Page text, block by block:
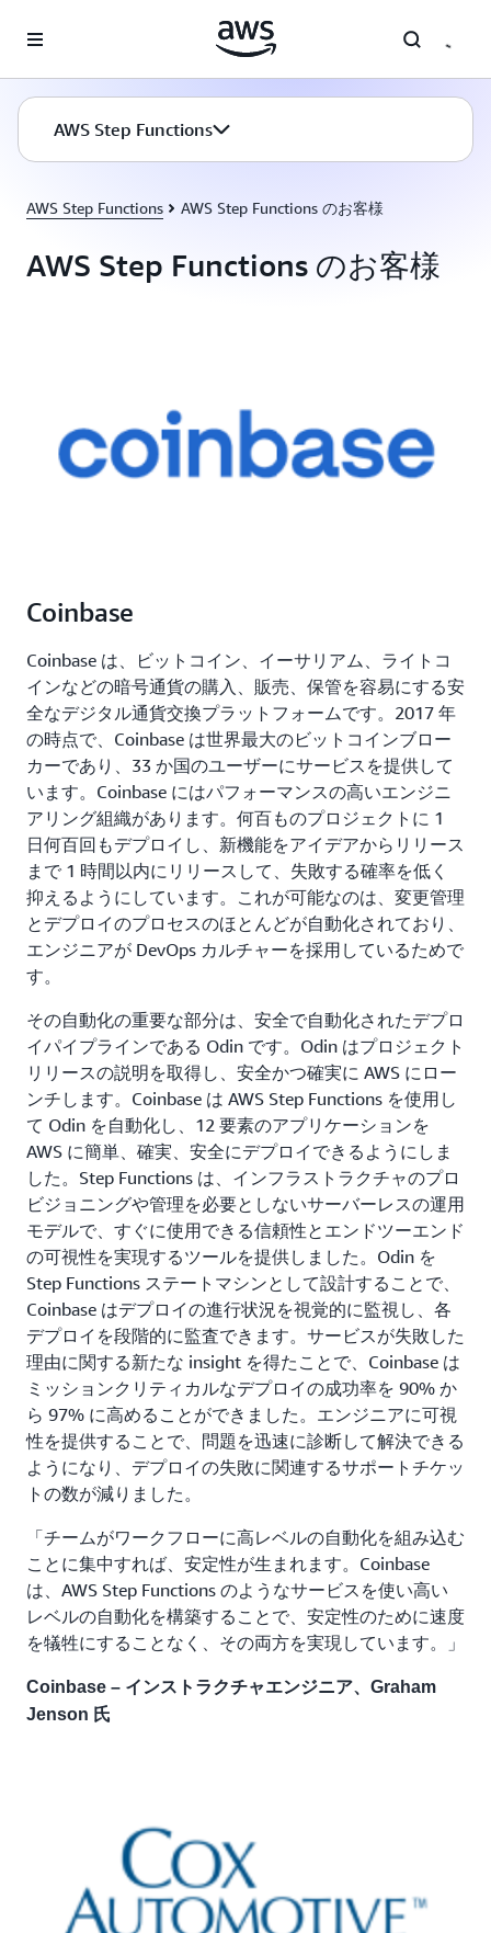
AWS Step Functions AWS Step Functions のお客様
AWS Step Functions のお客様
AWS Step Functions
Coinbase
Coinbase は、ビットコイン、イーサリアム、ライトコ
インなどの暗号通貨の購入、販売、保管を容易にする安
全なデジタル通貨交換プラットフォームです。2017 年
の時点で、Coinbase は世界最大のビットコインブロー
カーであり、33 か国のユーザーにサービスを提供して
います。Coinbase にはパフォーマンスの高いエンジニ
アリング組織があります。何百ものプロジェクトに 1
日何百回もデプロイし、新機能をアイデアからリリース
まで 1 時間以内にリリースして、失敗する確率を低く
抑えるようにしています。これが可能なのは、変更管理
とデプロイのプロセスのほとんどが自動化されており、
エンジニアが DevOps カルチャーを採用しているためで
す。
その自動化の重要な部分は、安全で自動化されたデプロ
イパイプラインである Odin です。Odin はプロジェクト
リリースの説明を取得し、安全かつ確実に AWS にロー
ンチします。Coinbase は AWS Step Functions を使用し
て Odin を自動化し、12 要素のアプリケーションを
AWS に簡単、確実、安全にデプロイできるようにしま
した。Step Functions は、インフラストラクチャのプロ
ビジョニングや管理を必要としないサーバーレスの運用
モデルで、すぐに使用できる信頼性とエンドツーエンド
の可視性を実現するツールを提供しました。Odin を
Step Functions ステートマシンとして設計することで、
Coinbase はデプロイの進行状況を視覚的に監視し、各
デプロイを段階的に監査できます。サービスが失敗した
理由に関する新たな insight を得たことで、Coinbase は
ミッションクリティカルなデプロイの成功率を 90% か
ら 97% に高めることができました。エンジニアに可視
性を提供することで、問題を迅速に診断して解決できる
ようになり、デプロイの失敗に関連するサポートチケッ
トの数が減りました。
「チームがワークフローに高レベルの自動化を組み込む
ことに集中すれば、安定性が生まれます。Coinbase
は、AWS Step Functions のようなサービスを使い高い
レベルの自動化を構築することで、安定性のために速度
を犠牲にすることなく、その両方を実現しています。」
Coinbase – インストラクチャエンジニア、Graham
Jenson 氏